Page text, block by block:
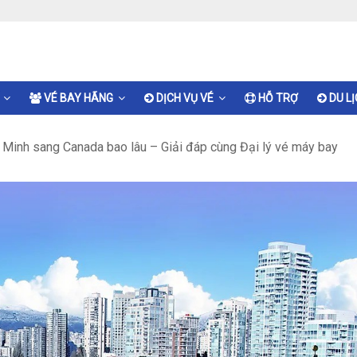
VÉ BAY HÃNG DỊCH VỤ VÉ HỖ TRỢ DU
sang Canada bao lâu – Giải đáp cùng Đại lý vé máy bay